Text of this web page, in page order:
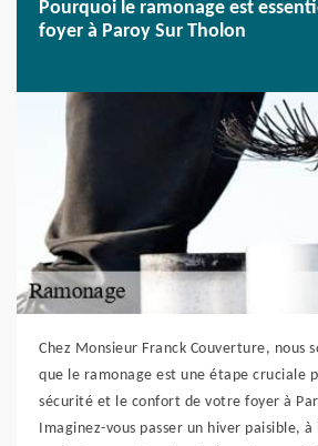
Pourquoi le ramonage est
foyer à Paroy Sur Tholon
Chez Monsieur Franck Couverture, nous
que le ramonage est une étape cruciale
sécurité et le confort de votre foyer à
Imaginez-vous passer un hiver paisible,